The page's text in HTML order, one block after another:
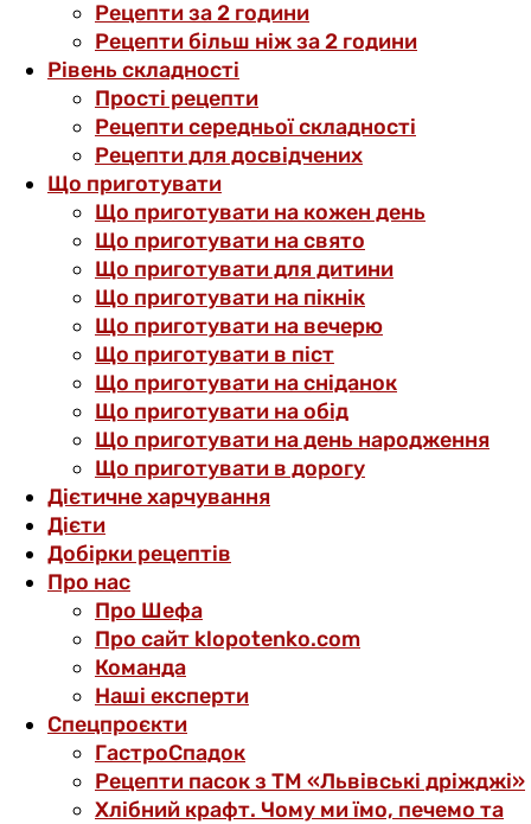
Рецепти за 2 години
Рецепти більш ніж за 2 години
Рівень складності
Прості рецепти
Рецепти середньої складності
Рецепти для досвідчених
Що приготувати
Що приготувати на кожен день
Що приготувати на свято
Що приготувати для дитини
Що приготувати на пікнік
Що приготувати на вечерю
Що приготувати в піст
Що приготувати на сніданок
Що приготувати на обід
Що приготувати на день народження
Що приготувати в дорогу
Дієтичне харчування
Дієти
Добірки рецептів
Про нас
Про Шефа
Про сайт klopotenko.com
Команда
Наші експерти
Спецпроєкти
ГастроСпадок
Рецепти пасок з ТМ «Львівські дріжджі»
Хлібний крафт. Чому ми їмо, печемо та